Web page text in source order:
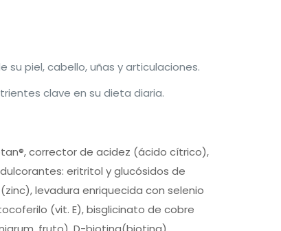
piel, cabello, uñas y articulaciones.
clave en su dieta diaria.
corrector de acidez (ácido cítrico),
eritritol y glucósidos de
levadura enriquecida con selenio
(vit. E), bisglicinato de cobre